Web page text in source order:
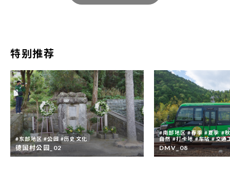
时，请告知登载或放映日期。
为，请在必要范围内进行，不得作与本县观
光振兴宗旨无关之改动。
本影集内所有影像，著作权属于德岛县或著
作权人本人。同意影像素材用于1.之目的不
代表放弃影像之著作权。
特别推荐
#东部地区 #公园 #历史文化
德国村公园_02
#南部地区 #春季 #夏季 #
自然 #打卡地 #车站 #交通
DMV_08